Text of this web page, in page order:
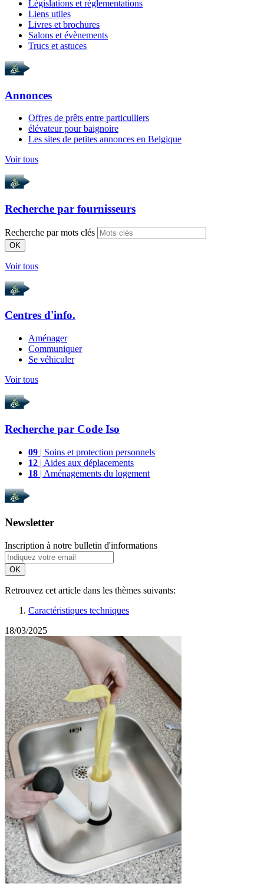
Législations et règlementations
Liens utiles
Livres et brochures
Salons et évènements
Trucs et astuces
Annonces
Offres de prêts entre particulliers
élévateur pour baignoire
Les sites de petites annonces en Belgique
Voir tous
Recherche par fournisseurs
Recherche par mots clés
OK
Voir tous
Centres d'info.
Aménager
Communiquer
Se véhiculer
Voir tous
Recherche par Code Iso
09 | Soins et protection personnels
12 | Aides aux déplacements
18 | Aménagements du logement
Newsletter
Inscription à notre bulletin d'informations
OK
Retrouvez cet article dans les thèmes suivants:
Caractéristiques techniques
18/03/2025